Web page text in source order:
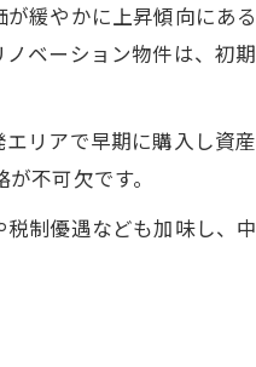
緩やかに上昇傾向にある
ベーション物件は、初期
リアで早期に購入し資産
不可欠です。
制優遇なども加味し、中